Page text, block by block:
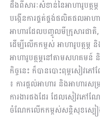
ដឹងពីសារៈសំខាន់នៃអាហារូបត្ថ
បង្កើនការផ្គត់ផ្គង់ផលិតផលអ
អាហារដែលបញ្ចូលមីក្រូសារជ
ដើម្បីលើកកម្ពស់ អាហារូបត្ថម្
អាហារូបត្ថម្ភនៅតាមសហគមន៍ និ
កិច្ចនេះ ក៏បានបោះពុម្ពសៀវភៅណ
៖ ការផ្តល់អាហារ និងអាហារ
ការងារផងដែរ ដែលសៀវភៅណ
ចំណែកលើកកម្ពស់សន្តិសុខស្បៀង